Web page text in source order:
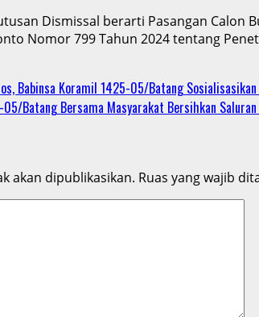
Dismissal berarti Pasangan Calon
Nomor 799 Tahun 2024 tentang
Babinsa Koramil 1425-05/Batang
Batang Bersama Masyarakat Bersihkan
akan dipublikasikan. Ruas yang wajib